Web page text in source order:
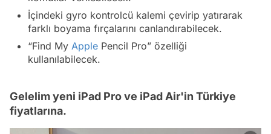
İçindeki gyro kontrolcü kalemi çevirip yatırarak
farklı boyama fırçalarını canlandırabilecek.
“Find My Apple Pencil Pro” özelliği
kullanılabilecek.
Gelelim yeni iPad Pro ve iPad Air'in Türkiye
fiyatlarına.